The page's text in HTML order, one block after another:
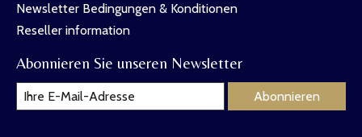
Newsletter Bedingungen & Konditionen
Reseller information
Abonnieren Sie unseren Newsletter
Abonnieren